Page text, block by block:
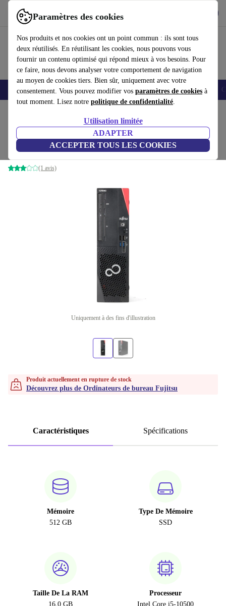
Paramètres des cookies
Nos produits et nos cookies ont un point commun : ils sont tous
deux réutilisés. En réutilisant les cookies, nous pouvons vous
fournir un contenu optimisé qui répond mieux à vos besoins. Pour
ce faire, nous devons analyser votre comportement de navigation
au moyen de cookies tiers. Bien sûr, uniquement avec votre
consentement. Vous pouvez modifier vos paramètres de cookies à
tout moment. Lisez notre politique de confidentialité.
Utilisation limitée
ADAPTER
ACCEPTER TOUS LES COOKIES
Utilisez refurbed rapidement et facilement
Smartphones Laptops Tablettes Montres connectées Accessoires
Fujitsu Esprimo D9010 | i5-10500
16 GB | 512 GB SSD | Win 11 Pro
(1 avis)
Uniquement à des fins d'illustration
Produit actuellement en rupture de stock
Découvrez plus de Ordinateurs de bureau Fujitsu
Caractéristiques Spécifications
Mémoire
512 GB
Type De Mémoire
SSD
Taille De La RAM
16.0 GB
Processeur
Intel Core i5-10500